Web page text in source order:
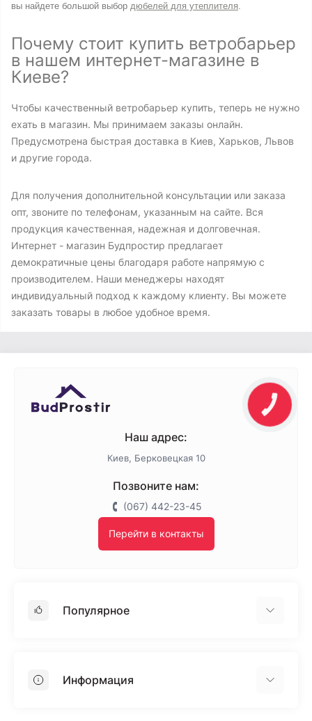
вы найдете большой выбор дюбелей для утеплителя.
Почему стоит купить ветробарьер
в нашем интернет-магазине в
Киеве?
Чтобы качественный ветробарьер купить, теперь не нужно
ехать в магазин. Мы принимаем заказы онлайн.
Предусмотрена быстрая доставка в Киев, Харьков, Львов
и другие города.
Для получения дополнительной консультации или заказа
опт, звоните по телефонам, указанным на сайте. Вся
продукция качественная, надежная и долговечная.
Интернет - магазин Будпростир предлагает
демократичные цены благодаря работе напрямую с
производителем. Наши менеджеры находят
индивидуальный подход к каждому клиенту. Вы можете
заказать товары в любое удобное время.
Наш адрес:
Киев, Берковецкая 10
Позвоните нам:
(067) 442-23-45
Перейти в контакты
Популярное
ПенопластИнформация